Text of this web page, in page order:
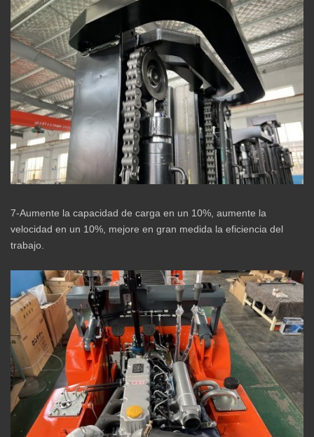
7-Aumente la capacidad de carga en un 10%, aumente la
velocidad en un 10%, mejore en gran medida la eficiencia del
trabajo.